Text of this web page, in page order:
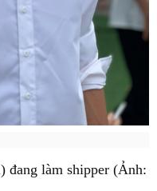
đang làm shipper (Ảnh: